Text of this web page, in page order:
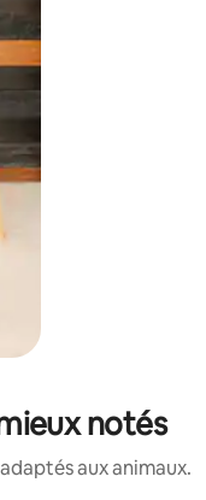
notés
aux animaux.